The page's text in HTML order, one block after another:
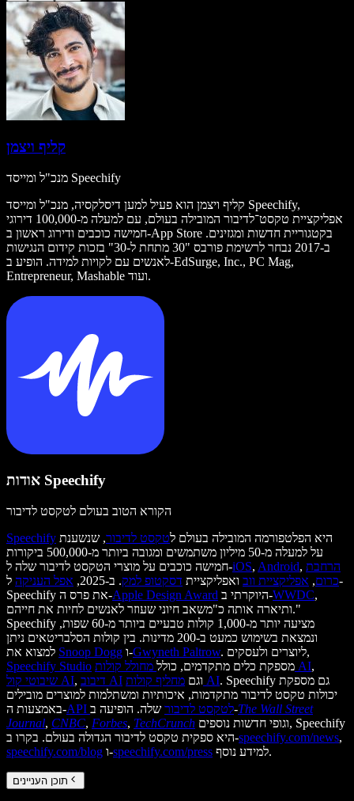
קליף ויצמן
מנכ"ל ומייסד Speechify
קליף ויצמן הוא פעיל למען דיסלקסיה, מנכ"ל ומייסד Speechify,
אפליקציית טקסט־לדיבור המובילה בעולם, עם למעלה מ-100,000 דירוגי
חמישה כוכבים ודירוג ראשון ב-App Store בקטגוריית חדשות ומגזינים.
ב-2017 נבחר לרשימת פורבס "30 מתחת ל-30" בזכות קידום הנגישות
לאנשים עם לקויות למידה. הופיע ב-EdSurge, Inc., PC Mag,
Entrepreneur, Mashable ועוד.
אודות Speechify
הקורא הטוב בעולם לטקסט לדיבור
Speechify
היא הפלטפורמה המובילה בעולם לטקסט לדיבור, שנשענת
על למעלה מ-50 מיליון משתמשים ומגובה ביותר מ-500,000 ביקורות
חמישה כוכבים על מוצרי הטקסט לדיבור שלה ל-iOS, Android, הרחבת
כרום, אפליקציית ווב ואפליקציית דסקטופ למק. ב-2025, אפל העניקה ל-
Speechify את פרס ה-Apple Design Award היוקרתי ב-WWDC,
ותיארה אותה כ"משאב חיוני שעוזר לאנשים לחיות את חייהם."
Speechify מציעה יותר מ-1,000 קולות טבעיים ביותר מ-60 שפות,
ונמצאת בשימוש כמעט ב-200 מדינות. בין קולות הסלבריטאים ניתן
Snoop Dogg ו-Gwyneth Paltrow
. ליוצרים ולעסקים,
Speechify Studio
מספקת כלים מתקדמים, כולל מחולל קולות AI,
שיבוטי קול AI, דיבוב AI וגם מחליף קולות AI. Speechify גם מספקת
יכולות טקסט לדיבור מתקדמות, איכותיות ומשתלמות למוצרים מובילים
באמצעות ה-
API לטקסט לדיבורשלה. הופיעה ב-The Wall Street
Journal, CNBC, Forbes, TechCrunch
היא ספקית טקסט לדיבור הגדולה בעולם. בקרו ב-speechify.com/news,
speechify.com/blog ו-speechify.com/press למידע נוסף.
תוכן העניינים